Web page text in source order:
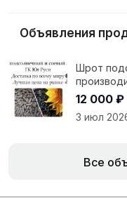
Объявления
Шрот
12 000 ₽
3 июл
Все